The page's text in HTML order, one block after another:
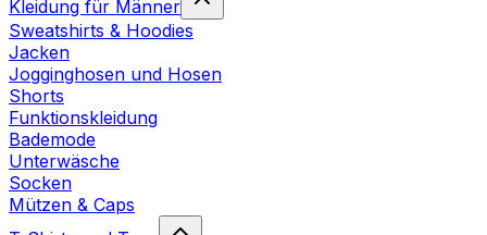
Kleidung für Männer
Sweatshirts & Hoodies
Jacken
Jogginghosen und Hosen
Shorts
Funktionskleidung
Bademode
Unterwäsche
Socken
Mützen & Caps